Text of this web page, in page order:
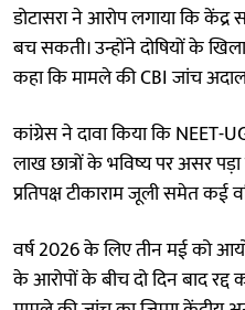
डोटासरा ने आरोप लगाया कि केंद्र
बच सकती। उन्होंने दोषियों के
कहा कि मामले की CBI जांच
कांग्रेस ने दावा किया कि NEET-
लाख छात्रों के भविष्य पर असर
प्रतिपक्ष टीकाराम जूली समेत कई
वर्ष 2026 के लिए तीन मई को
के आरोपों के बीच दो दिन बाद